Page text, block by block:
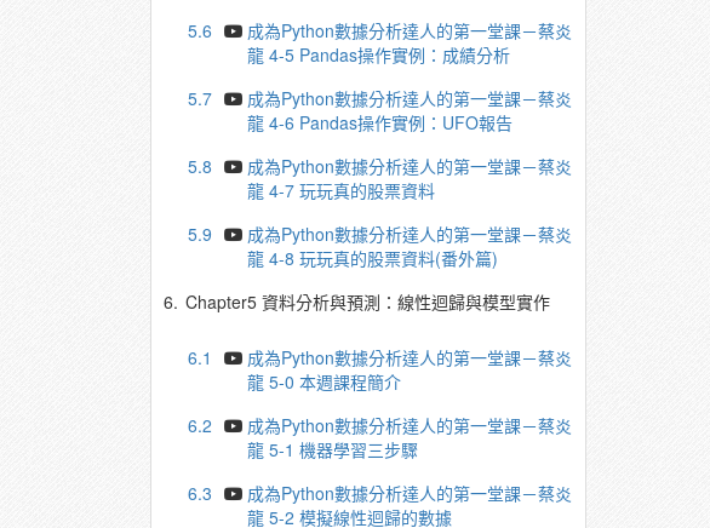
5.6
成為Python數據分析達人的第一堂課－蔡炎
龍 4-5 Pandas操作實例：成績分析
5.7
成為Python數據分析達人的第一堂課－蔡炎
龍 4-6 Pandas操作實例：UFO報告
5.8
成為Python數據分析達人的第一堂課－蔡炎
龍 4-7 玩玩真的股票資料
5.9
成為Python數據分析達人的第一堂課－蔡炎
龍 4-8 玩玩真的股票資料(番外篇)
6. Chapter5 資料分析與預測：線性迴歸與模型實作
6.1
成為Python數據分析達人的第一堂課－蔡炎
龍 5-0 本週課程簡介
6.2
成為Python數據分析達人的第一堂課－蔡炎
龍 5-1 機器學習三步驟
6.3
成為Python數據分析達人的第一堂課－蔡炎
龍 5-2 模擬線性迴歸的數據